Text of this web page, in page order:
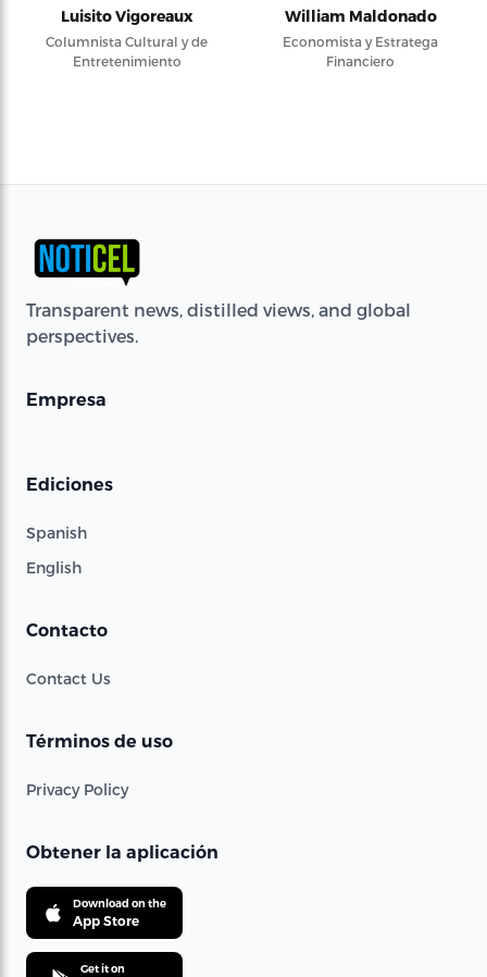
Luisito Vigoreaux
Columnista Cultural y de
Entretenimiento
William Maldonado
Economista y Estratega
Financiero
Transparent news, distilled views, and global
perspectives.
Empresa
Ediciones
Spanish
English
Contacto
Contact Us
Términos de uso
Privacy Policy
Obtener la aplicación
Download on the
App Store
Get it on